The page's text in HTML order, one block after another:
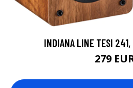
INDIANA LINE TESI 241,
279